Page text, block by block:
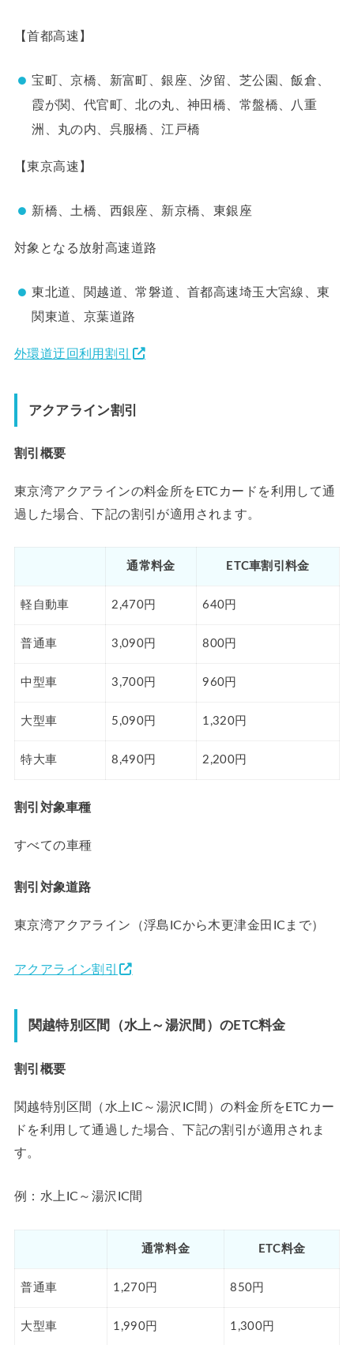
【首都高速】
宝町、京橋、新富町、銀座、汐留、芝公園、飯倉、
霞が関、代官町、北の丸、神田橋、常盤橋、八重
洲、丸の内、呉服橋、江戸橋
【東京高速】
新橋、土橋、西銀座、新京橋、東銀座
対象となる放射高速道路
東北道、関越道、常磐道、首都高速埼玉大宮線、東
関東道、京葉道路
外環道迂回利用割引
アクアライン割引
割引概要
東京湾アクアラインの料金所をETCカードを利用して通
過した場合、下記の割引が適用されます。
通常料金 ETC車割引料金
軽自動車 2,470円 640円
普通車 3,090円 800円
中型車 3,700円 960円
大型車 5,090円 1,320円
特大車 8,490円 2,200円
割引対象車種
すべての車種
割引対象道路
東京湾アクアライン（浮島ICから木更津金田ICまで）
アクアライン割引
関越特別区間（水上～湯沢間）のETC料金
割引概要
関越特別区間（水上IC～湯沢IC間）の料金所をETCカー
ドを利用して通過した場合、下記の割引が適用されま
す。
例：水上IC～湯沢IC間
通常料金 ETC料金
普通車 1,270円 850円
大型車 1,990円 1,300円